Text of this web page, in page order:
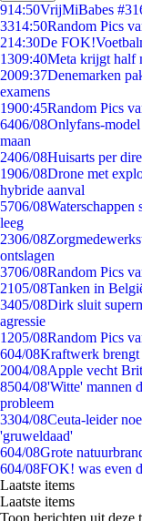
914:50VrijMiBabes
3314:50Random Pics
214:30De
1309:40Meta krijgt half
2009:37Denemarken
examens
1900:45Random Pics
6406/08Onlyfans-
maan
2406/08Huisarts per
1906/08Drone met
hybride aanval
5706/08Waterschappen
leeg
2306/08
ontslagen
3706/08Random Pics
2105/08Tanken in
3405/08Dirk sluit
agressie
1205/08Random Pics
604/08Kraftwerk brengt
2004/08Apple vecht
8504/08'Witte' mannen
probleem
3304/08Ceuta-leider
'gruweldaad'
604/08Grote
604/08FOK! was even
Laatste items
Laatste items
Toon berichten uit deze